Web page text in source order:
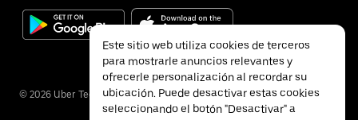
© 2026 Uber Technologies Inc.
Este sitio web utiliza cookies de terceros
para mostrarle anuncios relevantes y
ofrecerle personalización al recordar su
ubicación. Puede desactivar estas cookies
seleccionando el botón "Desactivar" a